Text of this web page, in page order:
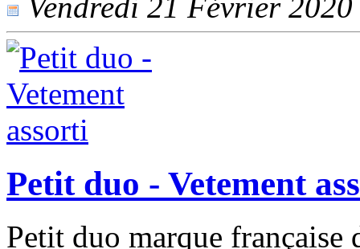
Petit duo - Vetement
Petit duo marque française